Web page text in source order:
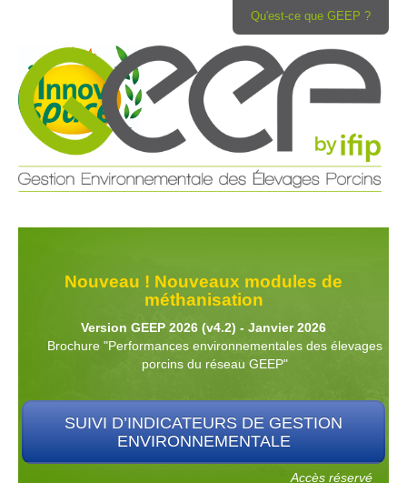
Qu'est-ce que GEEP ?
Nouveau ! Nouveaux modules de
méthanisation
Version GEEP 2026 (v4.2) - Janvier 2026
Brochure "Performances environnementales des élevages
porcins du réseau GEEP"
Accès réservé